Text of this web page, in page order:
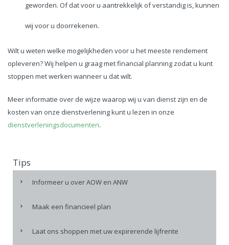
geworden. Of dat voor u aantrekkelijk of verstandig is, kunnen
wij voor u doorrekenen.
Wilt u weten welke mogelijkheden voor u het meeste rendement
opleveren? Wij helpen u graag met financial planning zodat u kunt
stoppen met werken wanneer u dat wilt.
Meer informatie over de wijze waarop wij u van dienst zijn en de
kosten van onze dienstverlening kunt u lezen in onze
dienstverleningsdocumenten.
Tips
Informeer u over AOW en ANW
Maak een financieel plan
Laat ons shoppen met uw expirerende lijfrente